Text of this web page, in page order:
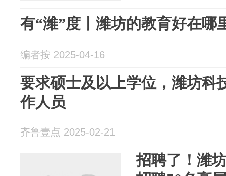
有“潍”度丨潍坊的教育好在哪
编者按 2025-04-16
要求硕士及以上学位，潍坊科
作人员
齐鲁壹点 2025-02-21
招聘了！潍